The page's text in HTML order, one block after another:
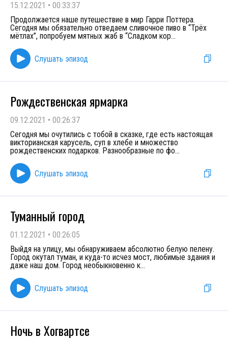
15.12.2021 • 00:33:37
Продолжается наше путешествие в мир Гарри Поттера.
Сегодня мы обязательно отведаем сливочное пиво в “Трёх
мётлах”, попробуем мятных жаб в “Сладком кор...
Слушать эпизод
Рождественская ярмарка
09.12.2021 • 00:26:37
Сегодня мы очутились с тобой в сказке, где есть настоящая
викторианская карусель, суп в хлебе и множество
рождественских подарков. Разнообразные по фо...
Слушать эпизод
Туманный город
01.12.2021 • 00:26:05
Выйдя на улицу, мы обнаруживаем абсолютно белую пелену.
Город окутал туман, и куда-то исчез мост, любимые здания и
даже наш дом. Город необыкновенно к...
Слушать эпизод
Ночь в Хогвартсе